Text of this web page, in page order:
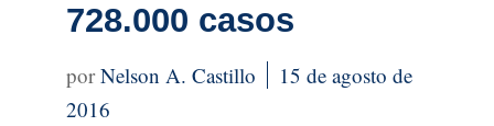
728.000 casos
Nelson A. Castillo
15 de agosto de
2016